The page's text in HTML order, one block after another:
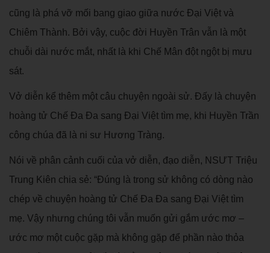
cũng là phá vỡ mối bang giao giữa nước Đại Việt và
Chiêm Thành. Bởi vậy, cuộc đời Huyền Trân vẫn là một
chuỗi dài nước mắt, nhất là khi Chế Mân đột ngột bị mưu
sát.
Vở diễn kể thêm một câu chuyện ngoài sử. Đấy là chuyện
hoàng tử Chế Đa Đa sang Đại Việt tìm mẹ, khi Huyền Trần
công chúa đã là ni sư Hương Tràng.
Nói về phân cảnh cuối của vở diễn, đạo diễn, NSƯT Triệu
Trung Kiên chia sẻ: “Đúng là trong sử không có dòng nào
chép về chuyện hoàng tử Chế Đa Đa sang Đại Việt tìm
mẹ. Vậy nhưng chúng tôi vẫn muốn gửi gắm ước mơ –
ước mơ một cuộc gặp mà không gặp để phần nào thỏa